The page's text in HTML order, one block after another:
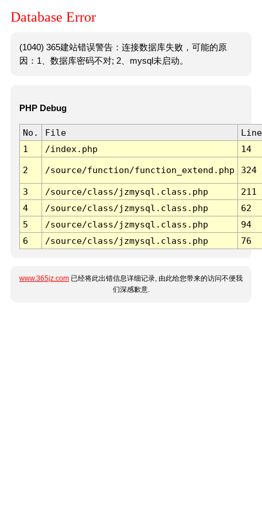
Database Error
(1040) 365建站错误警告：连接数据库失败，可能的原
因：1、数据库密码不对; 2、mysql未启动。
PHP Debug
No. File
Line
1
/index.php 14
2 /source/function/function_extend.php 324
3 /source/class/jzmysql.class.php
211
4
/source/class/jzmysql.class.php
62
5
/source/class/jzmysql.class.php
94
6
/source/class/jzmysql.class.php 76
www.365jz.com 已经将此出错信息详细记录, 由此给您带来的访问不便我
们深感歉意.